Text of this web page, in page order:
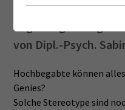
Ein Praxisleitfaden
von Dipl.-Psych.
Hochbegabte können
Genies?
Solche Stereotype sind